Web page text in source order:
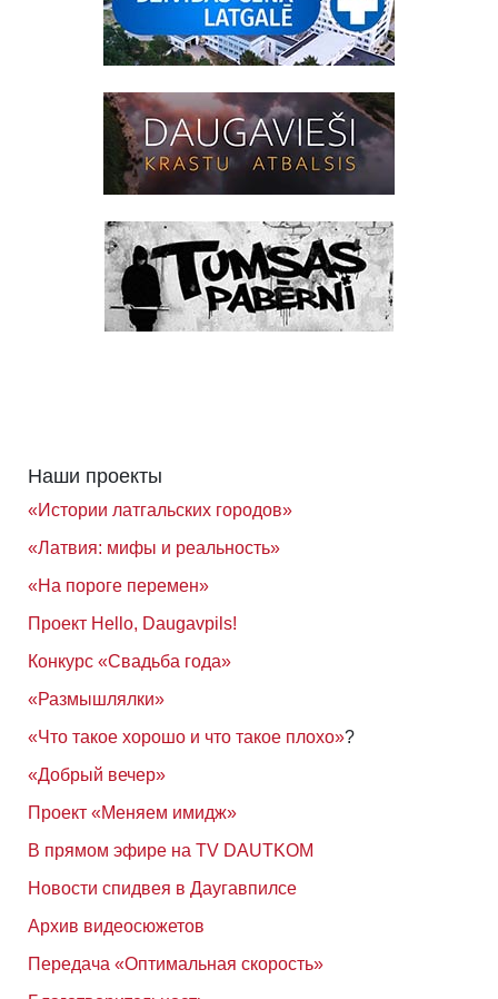
Наши проекты
«Истории латгальских городов»
«Латвия: мифы и реальность»
«На пороге перемен»
Проект Hello, Daugavpils!
Конкурс «Свадьба года»
«Размышлялки»
«Что такое хорошо и что такое плохо»?
«Добрый вечер»
Проект «Меняем имидж»
В прямом эфире на TV DAUTKOM
Новости спидвея в Даугавпилсе
Архив видеосюжетов
Передача «Оптимальная скорость»